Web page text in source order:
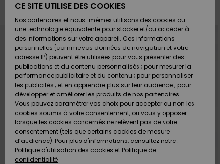
Chaussures
& Tongs
Surf
Snow
Nouveautés
Chaussures
& Tongs
Surf
Snow
Nouveautés
FEMME
A
Découvrir
Snow
SURF
Surf
Shop
Enfant
Highlights
Communauté
SNOW
Snow
Shop
Enfant
Snow
Shop
Femme
A
Découvrir
Communauté
OUTLET
Enfant
Outlet
Femme
AIDE &
CONTACT
Retours
Paiement
Carte
Cadeau
Quiksilver
Freedom
Protection
des
MAGASINS
Filtrer & Trier
Passer
critères
filtrage
recherche
CE SITE UTILISE DES COOKIES
Nos partenaires et nous-mêmes utilisons des cookies ou
une technologie équivalente pour stocker et/ou accéder à
des informations sur votre appareil. Ces informations
personnelles (comme vos données de navigation et votre
adresse IP) peuvent être utilisées pour vous présenter des
publications et du contenu personnalisés ; pour mesurer la
performance publicitaire et du contenu ; pour personnaliser
les publicités ; et en apprendre plus sur leur audience ; pour
développer et améliorer les produits de nos partenaires.
Vous pouvez paramétrer vos choix pour accepter ou non les
cookies soumis à votre consentement, ou vous y opposer
lorsque les cookies concernés ne relèvent pas de votre
consentement (tels que certains cookies de mesure
d’audience). Pour plus d'informations, consultez notre :
Politique d'utilisation des cookies et Politique de
confidentialité